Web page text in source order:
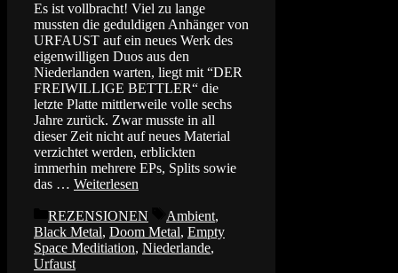
Es ist vollbracht! Viel zu lange
mussten die geduldigen Anhänger von
URFAUST auf ein neues Werk des
eigenwilligen Duos aus den
Niederlanden warten, liegt mit “DER
FREIWILLIGE BETTLER“ die
letzte Platte mittlerweile volle sechs
Jahre zurück. Zwar musste in all
dieser Zeit nicht auf neues Material
verzichtet werden, erblickten
immerhin mehrere EPs, Splits sowie
das … Weiterlesen
Kategorien
REZENSIONEN Schlagwörter
Ambient,
Black Metal, Doom Metal, Empty
Space Meditiation, Niederlande,
Urfaust